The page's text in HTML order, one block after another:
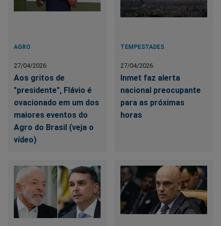
AGRO
27/04/2026
Aos gritos de
"presidente", Flávio é
ovacionado em um dos
maiores eventos do
Agro do Brasil (veja o
vídeo)
TEMPESTADES
27/04/2026
Inmet faz alerta
nacional preocupante
para as próximas
horas